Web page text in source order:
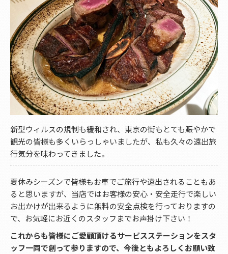
新型ウィルスの規制も緩和され、東京の街もとても賑やかで
観光の皆様も多くいらっしゃいましたが、私も久々の遠出旅
行気分を味わってきました。
夏休みシーズンで皆様もお車でご旅行や遠出されることもあ
ると思いますが、当店ではお客様の安心・安全走行で楽しい
お出かけが出来るように無料の安全点検を行っておりますの
で、お気軽にお近くのスタッフまでお声掛け下さい！
これからも皆様にご愛顧頂けるサービスステーションをスタ
ッフ一同で創って参りますので、今後ともよろしくお願い致